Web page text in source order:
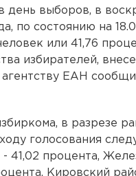
день выборов, в
по состоянию на
или 41,76
избирателей,
ЕАН
в разрезе
голосования
- 41,02 процента,
Кировский